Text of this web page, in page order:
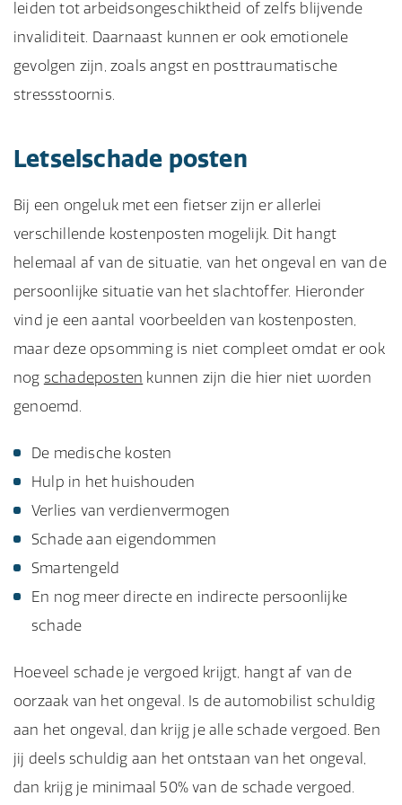
Het is afhankelijk van het letsel dat je hebt
opgelopen of je nog kunt fietsen na een
fietsongeluk. In sommige gevallen kan het
nodig zijn om tijdelijk of permanent een andere
leiden tot arbeidsongeschiktheid of zelfs blijvende
invaliditeit. Daarnaast kunnen er ook emotionele
gevolgen zijn, zoals angst en posttraumatische
stressstoornis.
Letselschade posten
Bij een ongeluk met een fietser zijn er allerlei
verschillende kostenposten mogelijk. Dit hangt
helemaal af van de situatie, van het ongeval en van de
persoonlijke situatie van het slachtoffer. Hieronder
vind je een aantal voorbeelden van kostenposten,
maar deze opsomming is niet compleet omdat er ook
nog schadeposten kunnen zijn die hier niet worden
genoemd.
De medische kosten
Hulp in het huishouden
Verlies van verdienvermogen
Schade aan eigendommen
Smartengeld
En nog meer directe en indirecte persoonlijke
schade
Hoeveel schade je vergoed krijgt, hangt af van de
oorzaak van het ongeval. Is de automobilist schuldig
aan het ongeval, dan krijg je alle schade vergoed. Ben
jij deels schuldig aan het ontstaan van het ongeval,
dan krijg je minimaal 50% van de schade vergoed.